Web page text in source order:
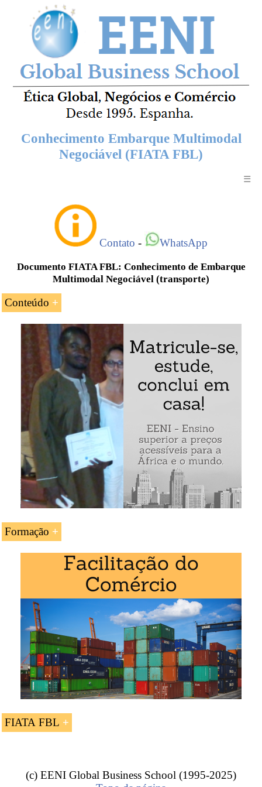
Conhecimento Embarque Multimodal
Negociável (FIATA FBL)
☰
Contato - WhatsApp
Documento FIATA FBL: Conhecimento de Embarque
Multimodal Negociável (transporte)
Conteúdo
Conhecimento de Embarque Multimodal
Negociável (FIATA FBL) daAssociação
Internacional de Transporte Aéreo (IATA)
Características do Conhecimento de Embarque
Multimodal Negociável (FIATA FBL)
Exemplo: Conhecimento de Embarque Multimodal
Negociável (FIATA FBL):
Formação
Conhecimento de Embarque Multimodal
Negociável (FIATA FBL)» é estudada nos seguintes
programas ministrados pela EENI Global Business
School:
Cursos de Logística:Transporte marítimo ,Transporte
multimodal,transporte internacional .
FIATA FBL
multimodal projetado para o uso pelos transitários que
(c) EENI Global Business School (1995-2025)